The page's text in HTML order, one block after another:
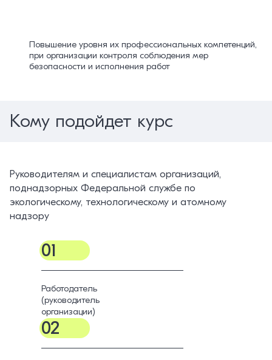
Повышение уровня их профессиональных компетенций,
при организации контроля соблюдения мер
безопасности и исполнения работ
Кому подойдет курс
Руководителям и специалистам организаций,
поднадзорных Федеральной службе по
экологическому, технологическому и атомному
надзору
01
Работодатель
(руководитель
организации)
02